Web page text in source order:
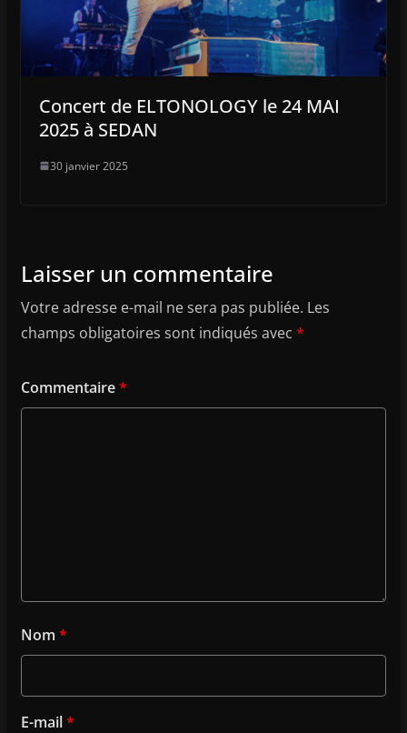
Concert de ELTONOLOGY le 24 MAI
2025 à SEDAN
30 janvier 2025
Laisser un commentaire
Votre adresse e-mail ne sera pas publiée. Les
champs obligatoires sont indiqués avec *
Commentaire*
Nom *
E-mail*